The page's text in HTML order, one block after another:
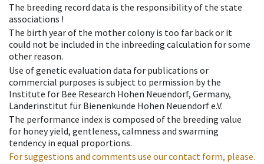
The breeding record data is the responsibility of the state
associations !
The birth year of the mother colony is too far back or it
could not be included in the inbreeding calculation for some
other reason.
Use of genetic evaluation data for publications or
commercial purposes is subject to permission by the
Institute for Bee Research Hohen Neuendorf, Germany,
Länderinstitut für Bienenkunde Hohen Neuendorf e.V.
The performance index is composed of the breeding value
for honey yield, gentleness, calmness and swarming
tendency in equal proportions.
For suggestions and comments use our contact form, please.